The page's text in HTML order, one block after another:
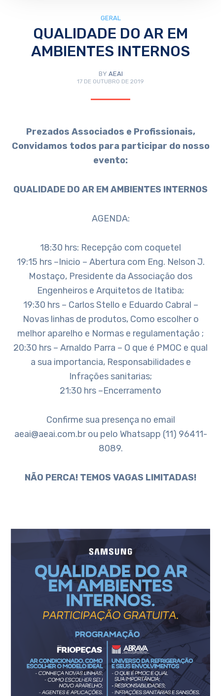
GERAL
QUALIDADE DO AR EM
AMBIENTES INTERNOS
BY AEAI
17 DE OUTUBRO DE 2019
Prezados Associados e Profissionais,
Convidamos todos para participar do nosso
evento:
QUALIDADE DO AR EM AMBIENTES INTERNOS
AGENDA:
18:30 hrs: Recepção com coquetel
19:15 hrs –Inicio – Abertura com Eng. Nelson J.
Mostaço, Presidente da Associação dos
Engenheiros e Arquitetos de Itatiba;
19:30 hrs – Carlos Stello e Eduardo Cabral –
Novas linhas de produtos, Como escolher o
melhor aparelho e Normas e regulamentação ;
20:30 hrs – Arnaldo Parra – O que é PMOC e qual
a sua importancia, Responsabilidades e
Infrações sanitarias;
21:30 hrs –Encerramento
Confirme sua presença no email
aeai@aeai.com.br ou pelo Whatsapp (11) 96411-
8089.
NÃO PERCA! TEMOS VAGAS LIMITADAS!